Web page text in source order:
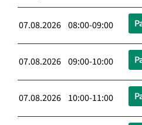
07.08.2026 08:00-09:00
07.08.2026 09:00-10:00
07.08.2026 10:00-11:00